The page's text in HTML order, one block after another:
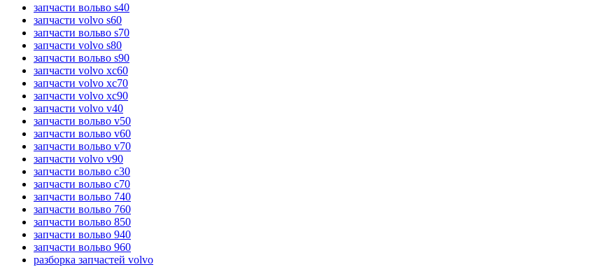
запчасти вольво s40
запчасти volvo s60
запчасти вольво s70
запчасти volvo s80
запчасти вольво s90
запчасти volvo xc60
запчасти volvo xc70
запчасти volvo xc90
запчасти volvo v40
запчасти вольво v50
запчасти вольво v60
запчасти вольво v70
запчасти volvo v90
запчасти вольво c30
запчасти вольво c70
запчасти вольво 740
запчасти вольво 760
запчасти вольво 850
запчасти вольво 940
запчасти вольво 960
разборка запчастей volvo